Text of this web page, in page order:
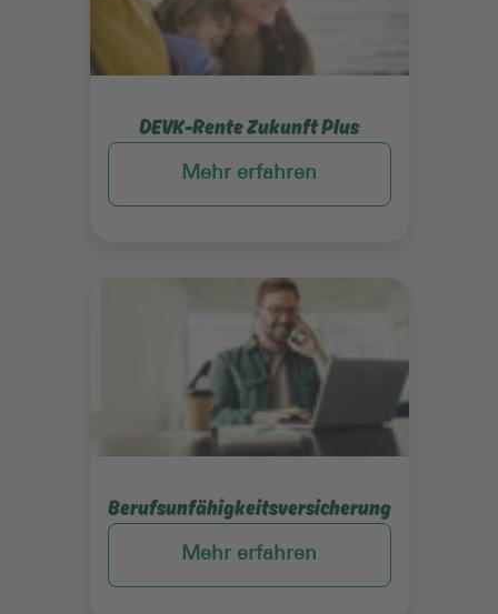
DEVK-Rente Zukunft Plus
Mehr erfahren
Berufsunfähigkeitsversicherung
Mehr erfahren